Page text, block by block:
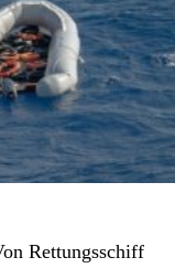
Rettungsschiff